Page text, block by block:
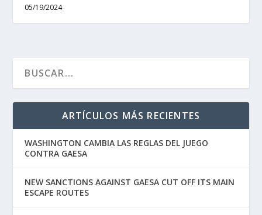
05/19/2024
ARTÍCULOS MÁS RECIENTES
WASHINGTON CAMBIA LAS REGLAS DEL JUEGO
CONTRA GAESA
NEW SANCTIONS AGAINST GAESA CUT OFF ITS MAIN
ESCAPE ROUTES